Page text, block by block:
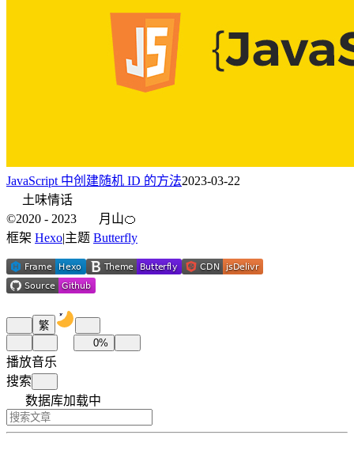
JavaScript 中创建随机 ID 的方法2023-03-22
土味情话
©2020 - 2023
月山🍊
框架 Hexo|主题 Butterfly
繁
0%
播放音乐
搜索
数据库加载中